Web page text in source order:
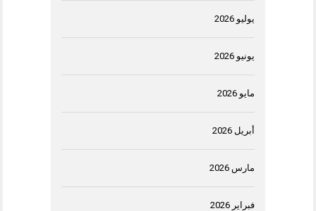
يوليو 2026
يونيو 2026
مايو 2026
أبريل 2026
مارس 2026
فبراير 2026